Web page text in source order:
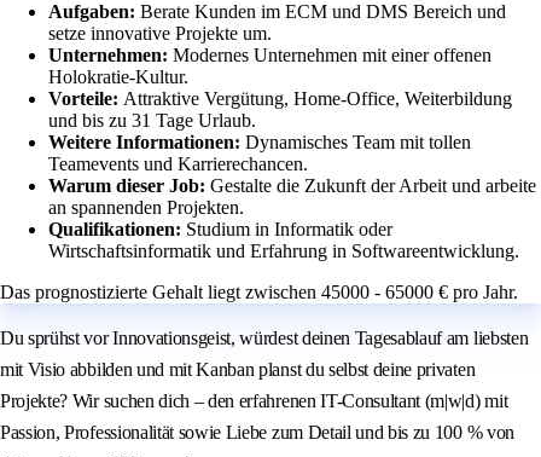
Aufgaben: Berate Kunden im ECM und DMS Bereich und
setze innovative Projekte um.
Unternehmen: Modernes Unternehmen mit einer offenen
Holokratie-Kultur.
Vorteile: Attraktive Vergütung, Home-Office, Weiterbildung
und bis zu 31 Tage Urlaub.
Weitere Informationen: Dynamisches Team mit tollen
Teamevents und Karrierechancen.
Warum dieser Job: Gestalte die Zukunft der Arbeit und arbeite
an spannenden Projekten.
Qualifikationen: Studium in Informatik oder
Wirtschaftsinformatik und Erfahrung in Softwareentwicklung.
Das prognostizierte Gehalt liegt zwischen 45000 - 65000 € pro Jahr.
Du sprühst vor Innovationsgeist, würdest deinen Tagesablauf am liebsten
mit Visio abbilden und mit Kanban planst du selbst deine privaten
Projekte? Wir suchen dich – den erfahrenen IT-Consultant (m|w|d) mit
Passion, Professionalität sowie Liebe zum Detail und bis zu 100 % von